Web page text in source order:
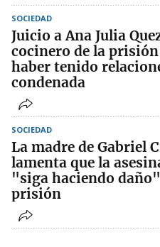
SOCIEDAD
Juicio a Ana Julia
cocinero de la
haber tenido
condenada
SOCIEDAD
La madre de Gabriel
lamenta que la
"siga haciendo
prisión